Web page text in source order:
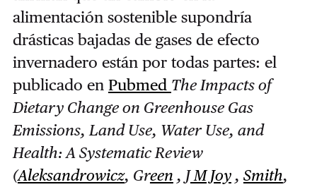
alimentación sostenible supondría
drásticas bajadas de gases de efecto
invernadero están por todas partes: el
publicado en Pubmed The Impacts of
Dietary Change on Greenhouse Gas
Emissions, Land Use, Water Use, and
Health: A Systematic Review
(Aleksandrowicz, Green , JM Joy, Smith,